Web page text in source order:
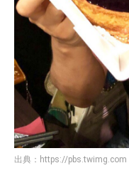
出典： https://pbs.twimg.com